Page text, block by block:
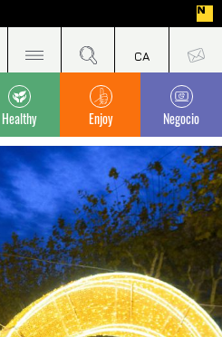
Healthy Enjoy Negocio